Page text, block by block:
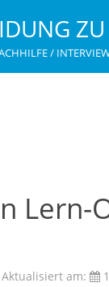
/
Lern-
Aktualisiert am: